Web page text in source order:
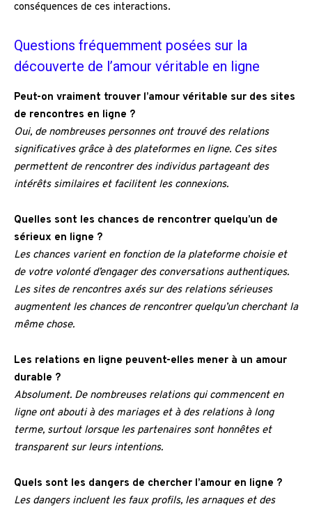
conséquences de ces interactions.
Questions fréquemment posées sur la
découverte de l’amour véritable en ligne
Peut-on vraiment trouver l’amour véritable sur des sites
de rencontres en ligne ?
Oui, de nombreuses personnes ont trouvé des relations
significatives grâce à des plateformes en ligne. Ces sites
permettent de rencontrer des individus partageant des
intérêts similaires et facilitent les connexions.
Quelles sont les chances de rencontrer quelqu’un de
sérieux en ligne ?
Les chances varient en fonction de la plateforme choisie et
de votre volonté d’engager des conversations authentiques.
Les sites de rencontres axés sur des relations sérieuses
augmentent les chances de rencontrer quelqu’un cherchant la
même chose.
Les relations en ligne peuvent-elles mener à un amour
durable ?
Absolument. De nombreuses relations qui commencent en
ligne ont abouti à des mariages et à des relations à long
terme, surtout lorsque les partenaires sont honnêtes et
transparent sur leurs intentions.
Quels sont les dangers de chercher l’amour en ligne ?
Les dangers incluent les faux profils, les arnaques et des